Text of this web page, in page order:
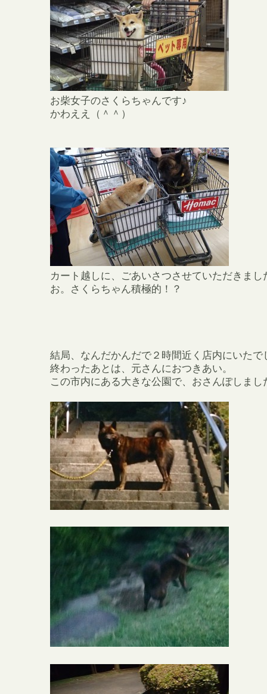
お柴女子のさくらちゃんです♪
かわええ（＾＾）
カート越しに、ごあいさつさせていただきまし
お。さくらちゃん積極的！？
結局、なんだかんだで２時間近く店内にいたで
終わったあとは、元さんにおつきあい。
この市内にある大きな公園で、おさんぽしまし